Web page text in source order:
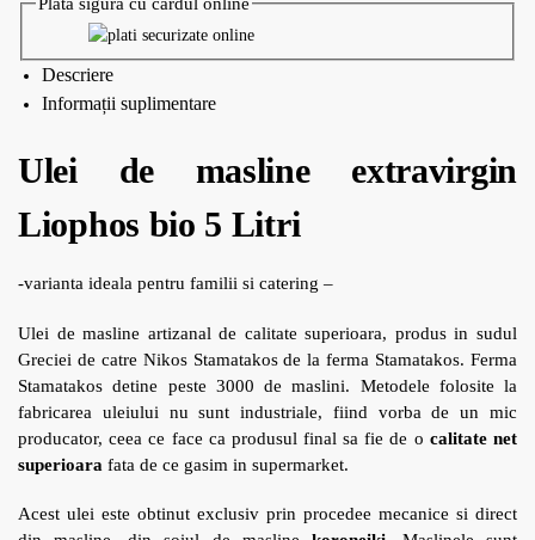
Descriere
Informații suplimentare
Ulei de masline extravirgin
Liophos bio 5 Litri
-varianta ideala pentru familii si catering –
Ulei de masline artizanal de calitate superioara, produs in sudul
Greciei de catre Nikos Stamatakos de la ferma Stamatakos. Ferma
Stamatakos detine peste 3000 de maslini. Metodele folosite la
fabricarea uleiului nu sunt industriale, fiind vorba de un mic
producator, ceea ce face ca produsul final sa fie de o calitate net
superioara fata de ce gasim in supermarket.
Acest ulei este obtinut exclusiv prin procedee mecanice si direct